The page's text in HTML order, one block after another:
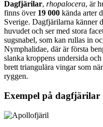
Dagfjärilar, rhopalocera, är
finns över 19 000 kända arter
Sverige. Dagfjärilarna känner
huvudet och ser med stora
sugsnabel, som kan rullas in
Nymphalidae, där är första
slanka kroppens undersida
brett triangulära vingar som
ryggen.
Exempel på dagfjärilar